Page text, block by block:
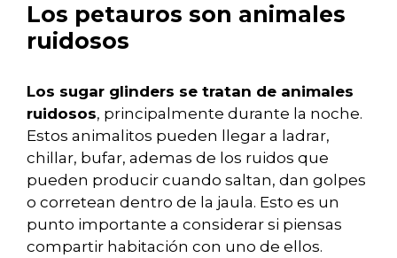
Los petauros son animales
ruidosos
Los sugar glinders se tratan de animales
ruidosos, principalmente durante la noche.
Estos animalitos pueden llegar a ladrar,
chillar, bufar, ademas de los ruidos que
pueden producir cuando saltan, dan golpes
o corretean dentro de la jaula. Esto es un
punto importante a considerar si piensas
compartir habitación con uno de ellos.